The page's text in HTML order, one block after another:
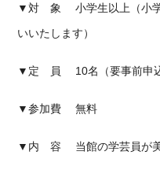
▼対 象 小学生以上（小学
いいたします）
▼定 員 10名（要事前申
▼参加費 無料
▼内 容 当館の学芸員が美